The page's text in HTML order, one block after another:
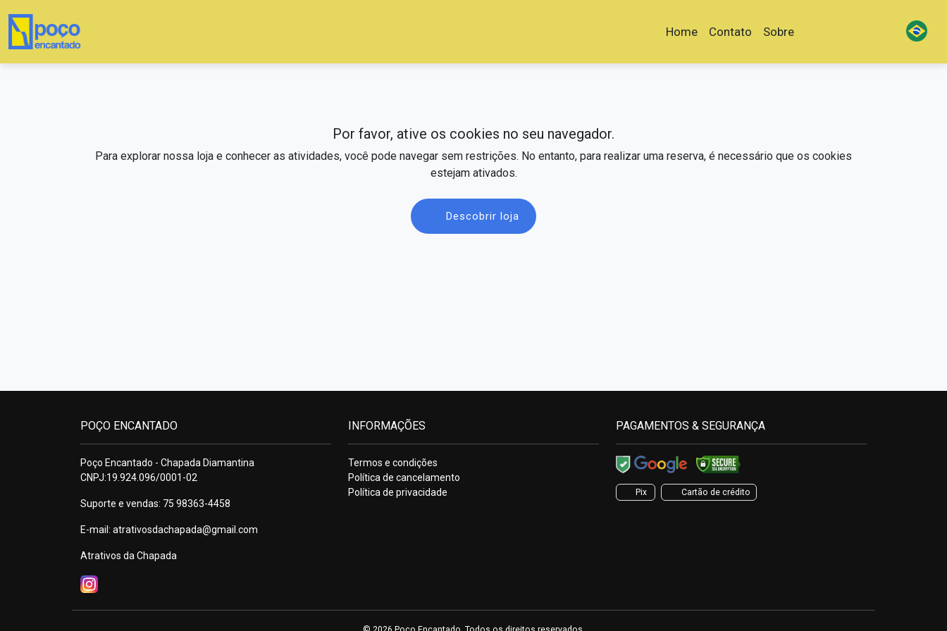
Home Contato Sobre
Por favor, ative os cookies no seu navegador.
Para explorar nossa loja e conhecer as atividades, você pode navegar sem restrições. No entanto, para realizar uma reserva, é necessário que os cookies
estejam ativados.
Descobrir loja
POÇO ENCANTADO
Poço Encantado - Chapada Diamantina
CNPJ:19.924.096/0001-02
Suporte e vendas: 75 98363-4458
E-mail: atrativosdachapada@gmail.com
Atrativos da Chapada
INFORMAÇÕES
Termos e condições
Política de cancelamento
Política de privacidade
PAGAMENTOS & SEGURANÇA
Pix Cartão de crédito